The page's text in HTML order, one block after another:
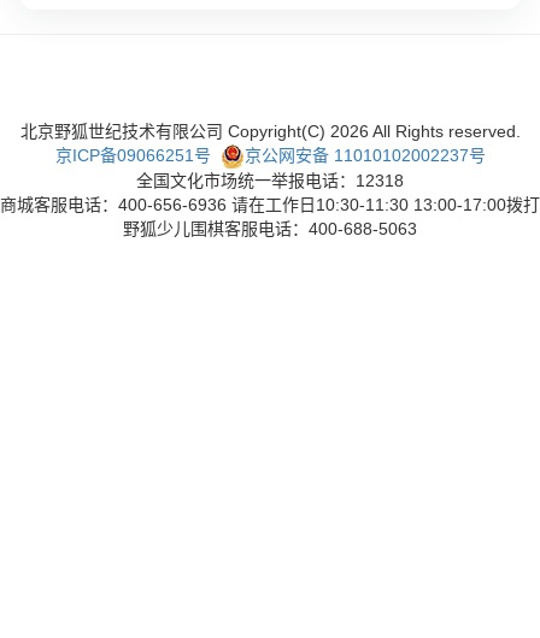
北京野狐世纪技术有限公司 Copyright(C) 2026 All Rights reserved.
京ICP备09066251号
京公网安备 11010102002237号
全国文化市场统一举报电话：12318
商城客服电话：400-656-6936 请在工作日10:30-11:30 13:00-17:00拨打
野狐少儿围棋客服电话：400-688-5063